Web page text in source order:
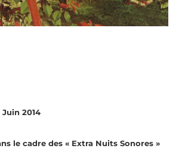
2014
le cadre des « Extra Nuits Sonores »